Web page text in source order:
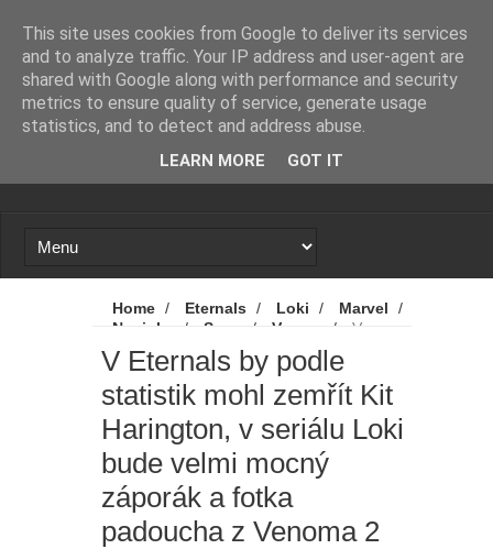
Loading...
Home / Eternals / Loki / Marvel
/
Novinky
/ Sony / Venom /
V
Eternals by podle statistik mohl zemřít Kit
Harington, v seriálu Loki bude velmi mocný
záporák a fotka padoucha z Venoma 2
V Eternals by podle
statistik mohl zemřít Kit
Harington, v seriálu Loki
bude velmi mocný
záporák a fotka
padoucha z Venoma 2
This site uses cookies from Google to deliver its services
and to analyze traffic. Your IP address and user-agent are
shared with Google along with performance and security
metrics to ensure quality of service, generate usage
statistics, and to detect and address abuse.
LEARN MORE GOT IT